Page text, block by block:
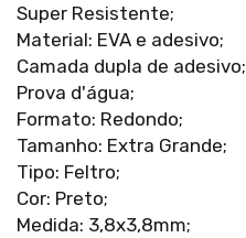
Super Resistente;
Material: EVA e adesivo;
Camada dupla de adesivo;
Prova d'água;
Formato: Redondo;
Tamanho: Extra Grande;
Tipo: Feltro;
Cor: Preto;
Medida: 3,8x3,8mm;